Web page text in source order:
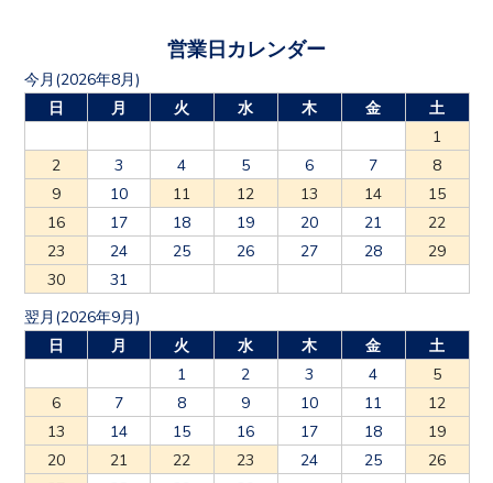
営業日カレンダー
今月(2026年8月)
日
月 火 水 木 金
土
1
2
3 4 5 6 7
8
9
10 11 12 13 14
15
16
17 18 19 20 21
22
23
24 25 26 27 28
29
30
31
翌月(2026年9月)
日
月 火 水 木 金
土
1
2 3 4
5
6
7 8 9 10 11
12
13
14 15 16 17 18
19
20
21 22 23 24 25
26